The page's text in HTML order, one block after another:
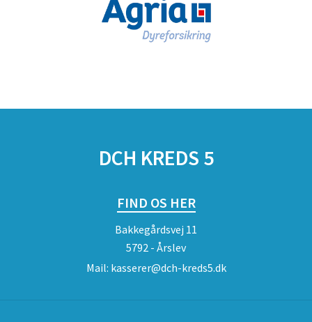
DCH KREDS 5
FIND OS HER
Bakkegårdsvej 11
5792 - Årslev
Mail: kasserer@dch-kreds5.dk